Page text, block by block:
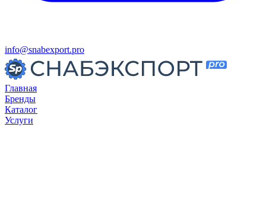
info@snabexport.pro
Главная
Бренды
Каталог
Услуги